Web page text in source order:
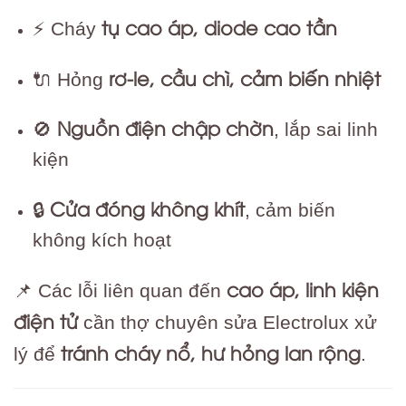
⚡ Cháy tụ cao áp, diode cao tần
🔌 Hỏng rơ-le, cầu chì, cảm biến nhiệt
🚫 Nguồn điện chập chờn, lắp sai linh
kiện
🔒 Cửa đóng không khít, cảm biến
không kích hoạt
📌 Các lỗi liên quan đến cao áp, linh kiện
điện tửcần thợ chuyên sửa Electrolux xử
lý để tránh cháy nổ, hư hỏng lan rộng.